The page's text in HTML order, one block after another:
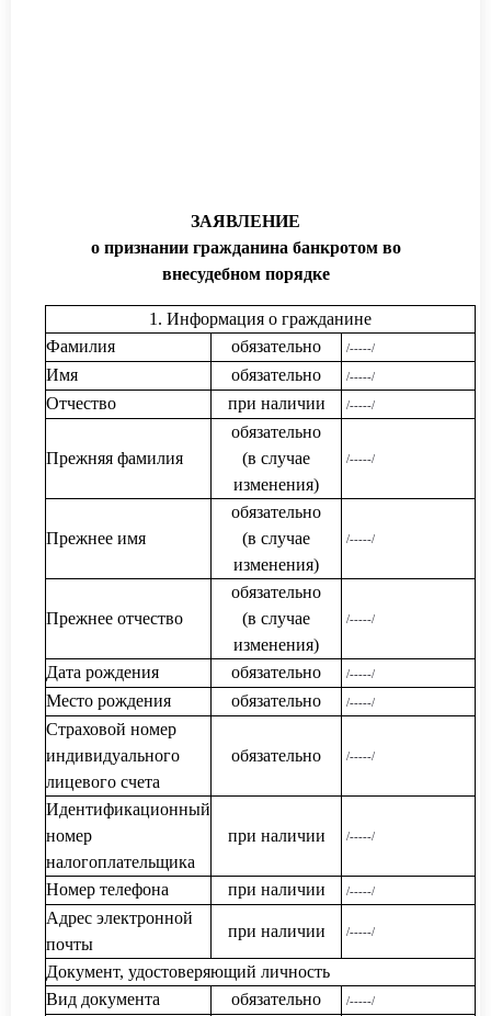
ЗАЯВЛЕНИЕ
о признании гражданина банкротом во
внесудебном порядке
1. Информация о гражданине
Фамилия
обязательно /-----/
Имя обязательно /-----/
Отчество при наличии /-----/
Прежняя фамилия
обязательно
(в случае
изменения)
/-----/
Прежнее имя
обязательно
(в случае
изменения)
/-----/
Прежнее отчество
обязательно
(в случае
изменения)
/-----/
Дата рождения обязательно /-----/
Место рождения обязательно /-----/
Страховой номер
индивидуального
лицевого счета
обязательно /-----/
Идентификационный
номер
налогоплательщика
при наличии /-----/
Номер телефона при наличии /-----/
Адрес электронной
почты
при наличии /-----/
Документ, удостоверяющий личность
Вид документа
обязательно /-----/